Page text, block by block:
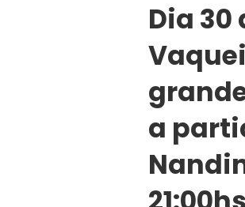
Dia 30
a